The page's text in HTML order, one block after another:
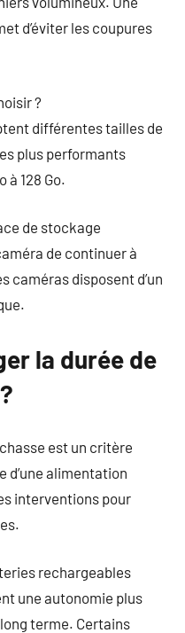
d’éviter les coupures
?
différentes tailles de
plus performants
à 128 Go.
de stockage
de continuer à
caméras disposent d’un
la durée de
est un critère
d’une alimentation
interventions pour
rechargeables
une autonomie plus
terme. Certains